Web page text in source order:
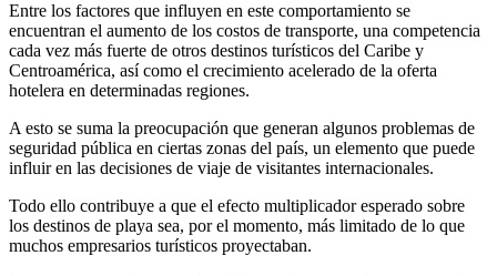
Entre los factores que influyen en este comportamiento se
encuentran el aumento de los costos de transporte, una competencia
cada vez más fuerte de otros destinos turísticos del Caribe y
Centroamérica, así como el crecimiento acelerado de la oferta
hotelera en determinadas regiones.
A esto se suma la preocupación que generan algunos problemas de
seguridad pública en ciertas zonas del país, un elemento que puede
influir en las decisiones de viaje de visitantes internacionales.
Todo ello contribuye a que el efecto multiplicador esperado sobre
los destinos de playa sea, por el momento, más limitado de lo que
muchos empresarios turísticos proyectaban.